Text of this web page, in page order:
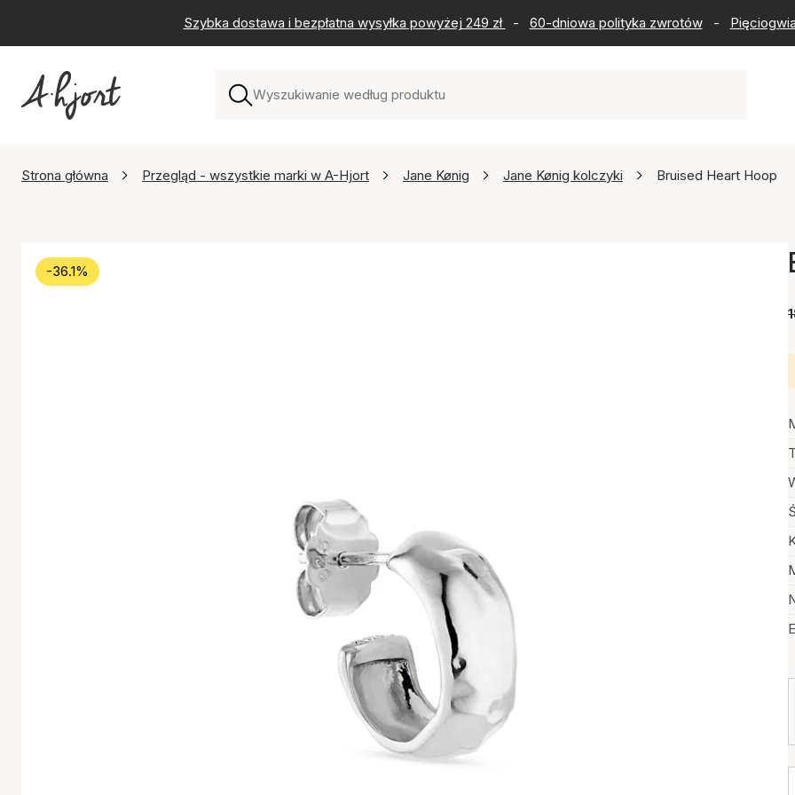
Szybka dostawa i bezpłatna wysyłka powyżej 249 zł - 60-dniowa polityka zwrotów -
Strona główna Przegląd - wszystkie marki w A-Hjort Jane Kønig Jane Kønig kolczyki Bruised Heart Hoop
-36.1%